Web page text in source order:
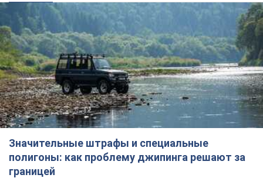
Значительные штрафы и специальные
полигоны: как проблему джипинга решают за
границей